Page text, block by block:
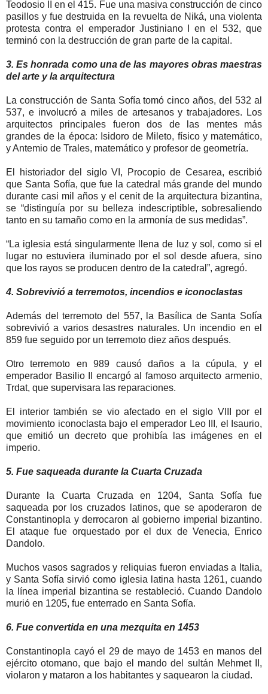
Teodosio II en el 415. Fue una masiva construcción de cinco
pasillos y fue destruida en la revuelta de Niká, una violenta
protesta contra el emperador Justiniano I en el 532, que
terminó con la destrucción de gran parte de la capital.
3. Es honrada como una de las mayores obras maestras
del arte y la arquitectura
La construcción de Santa Sofía tomó cinco años, del 532 al
537, e involucró a miles de artesanos y trabajadores. Los
arquitectos principales fueron dos de las mentes más
grandes de la época: Isidoro de Mileto, físico y matemático,
y Antemio de Trales, matemático y profesor de geometría.
El historiador del siglo VI, Procopio de Cesarea, escribió
que Santa Sofía, que fue la catedral más grande del mundo
durante casi mil años y el cenit de la arquitectura bizantina,
se “distinguía por su belleza indescriptible, sobresaliendo
tanto en su tamaño como en la armonía de sus medidas”.
“La iglesia está singularmente llena de luz y sol, como si el
lugar no estuviera iluminado por el sol desde afuera, sino
que los rayos se producen dentro de la catedral”, agregó.
4. Sobrevivió a terremotos, incendios e iconoclastas
Además del terremoto del 557, la Basílica de Santa Sofía
sobrevivió a varios desastres naturales. Un incendio en el
859 fue seguido por un terremoto diez años después.
Otro terremoto en 989 causó daños a la cúpula, y el
emperador Basilio II encargó al famoso arquitecto armenio,
Trdat, que supervisara las reparaciones.
El interior también se vio afectado en el siglo VIII por el
movimiento iconoclasta bajo el emperador Leo III, el Isaurio,
que emitió un decreto que prohibía las imágenes en el
imperio.
5. Fue saqueada durante la Cuarta Cruzada
Durante la Cuarta Cruzada en 1204, Santa Sofía fue
saqueada por los cruzados latinos, que se apoderaron de
Constantinopla y derrocaron al gobierno imperial bizantino.
El ataque fue orquestado por el dux de Venecia, Enrico
Dandolo.
Muchos vasos sagrados y reliquias fueron enviadas a Italia,
y Santa Sofía sirvió como iglesia latina hasta 1261, cuando
la línea imperial bizantina se restableció. Cuando Dandolo
murió en 1205, fue enterrado en Santa Sofía.
6. Fue convertida en una mezquita en 1453
Constantinopla cayó el 29 de mayo de 1453 en manos del
ejército otomano, que bajo el mando del sultán Mehmet II,
violaron y mataron a los habitantes y saquearon la ciudad.